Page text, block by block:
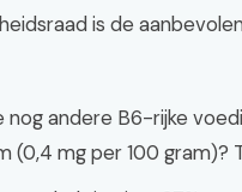
is de
andere B6-rijke
(0,4 mg per 100 gram)?